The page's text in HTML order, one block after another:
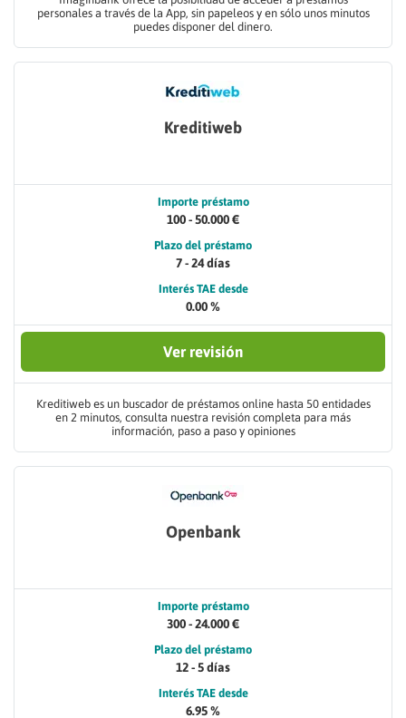
personales a través de la App, sin papeleos y en sólo unos minutos
puedes disponer del dinero.
Kreditiweb
Importe préstamo
100 - 50.000 €
Plazo del préstamo
7 - 24 días
Interés TAE desde
0.00 %
Ver revisión
Kreditiweb es un buscador de préstamos online hasta 50 entidades
en 2 minutos, consulta nuestra revisión completa para más
información, paso a paso y opiniones
Openbank
Importe préstamo
300 - 24.000 €
Plazo del préstamo
12 - 5 días
Interés TAE desde
6.95 %